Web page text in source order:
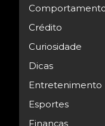
Crédito
Curiosidade
Dicas
Entretenimento
Esportes
Finanças